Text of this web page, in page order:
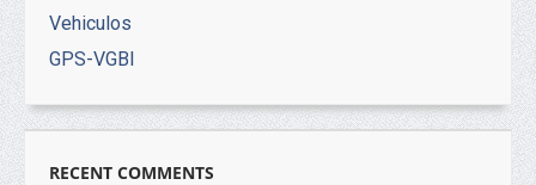
Vehiculos
GPS-VGBI
RECENT COMMENTS